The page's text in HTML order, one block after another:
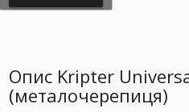
Опис Kripter
(металочерепиця)